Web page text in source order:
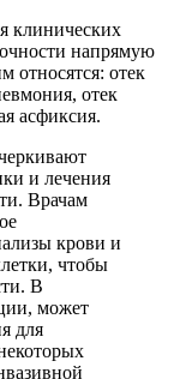
клинических
напрямую
относятся: отек
отек
асфиксия.
и лечения
Врачам
крови и
чтобы
В
может
для